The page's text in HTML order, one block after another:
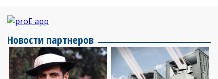
Новости партнеров